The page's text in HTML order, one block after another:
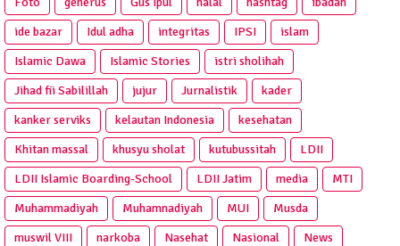
ide bazar
Idul adha integritas IPSI
islam
Islamic Dawa
Islamic Stories
istri sholihah
Jihad fii Sabilillah
jujur Jurnalistik
kader
kanker serviks
kelautan Indonesia
kesehatan
Khitan massal
khusyu sholat kutubussitah
LDII
LDII Islamic Boarding-School
LDII Jatim media
MTI
Muhammadiyah
Muhamnadiyah MUI
Musda
muswil VIII
narkoba Nasehat Nasional
News